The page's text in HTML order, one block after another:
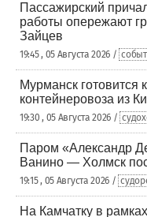
Пассажирский
работы опережают
Зайцев
19:45 , 05 Августа 2026 /
Мурманск готовится
контейнеровоза из
19:30 , 05 Августа 2026 /
Паром «Александр
Ванино — Холмск
19:15 , 05 Августа 2026 /
На Камчатку в